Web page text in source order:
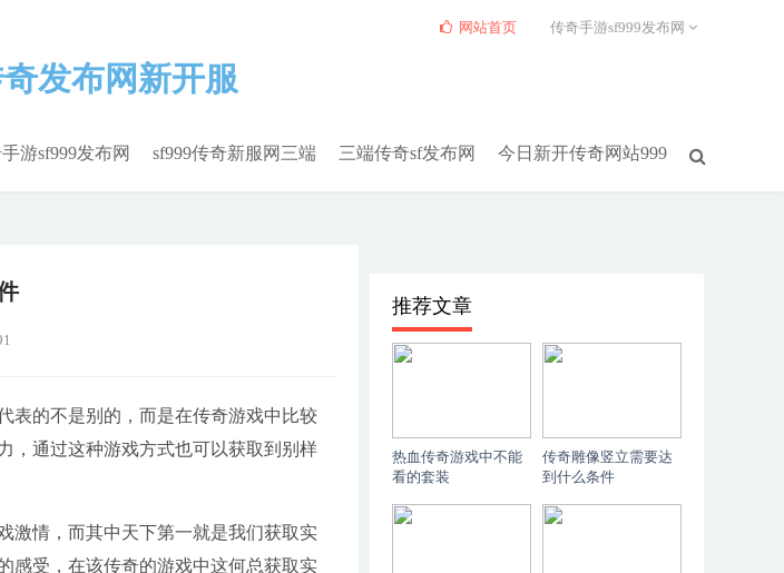
游sf999发布网 sf999传奇新服网三端 三端传奇sf发布网 今日新开传奇网站999
网站首页 传奇手游sf999发布网
表的不是别的，而是在传奇游戏中比较
，通过这种游戏方式也可以获取到别样
激情，而其中天下第一就是我们获取实
感受，在该传奇的游戏中这何总获取实
推荐文章
热血传奇游戏中不能
看的套装
传奇雕像竖立需要达
到什么条件